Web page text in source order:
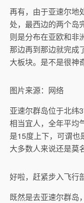
再有，由于亚速尔地
处，最西边的两个岛
则是分布在亚欧和非
那边再到那边就完成
大板块。是不是很神
图片来源：网络
亚速尔群岛位于北纬
相当宜人，全年平均
是15度上下，可谓也
大多数人来说还是莫
好啦，赶紧步入飞行
既然是去亚速尔群岛